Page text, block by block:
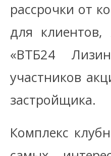
рассрочки от
для клиентов,
«ВТБ24
участников
застройщика.
Комплекс